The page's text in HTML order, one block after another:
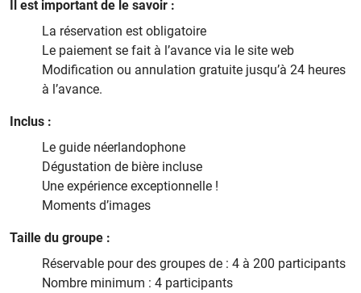
Il est important de le savoir :
La réservation est obligatoire
Le paiement se fait à l’avance via le site web
Modification ou annulation gratuite jusqu’à 24 heures
à l’avance.
Inclus :
Le guide néerlandophone
Dégustation de bière incluse
Une expérience exceptionnelle !
Moments d’images
Taille du groupe :
Réservable pour des groupes de : 4 à 200 participants
Nombre minimum : 4 participants